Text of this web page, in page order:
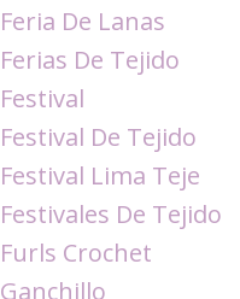
Feria De Lanas
Ferias De Tejido
Festival
Festival De Tejido
Festival Lima Teje
Festivales De Tejido
Furls Crochet
Ganchillo